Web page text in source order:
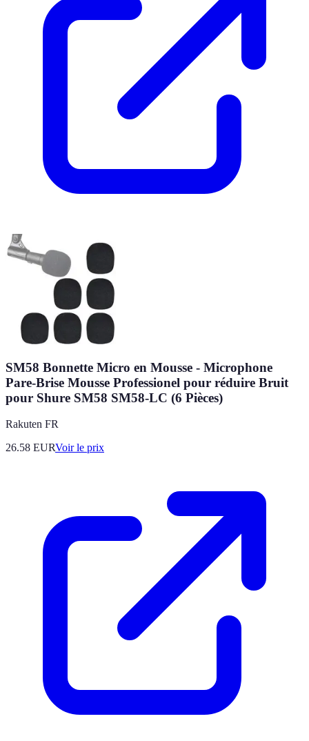
SM58 Bonnette Micro en Mousse - Microphone
Pare-Brise Mousse Professionel pour réduire Bruit
pour Shure SM58 SM58-LC (6 Pièces)
Rakuten FR
26.58 EURVoir le prix